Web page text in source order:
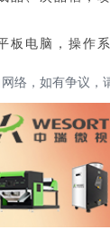
板电脑，操作
，如有争议，请